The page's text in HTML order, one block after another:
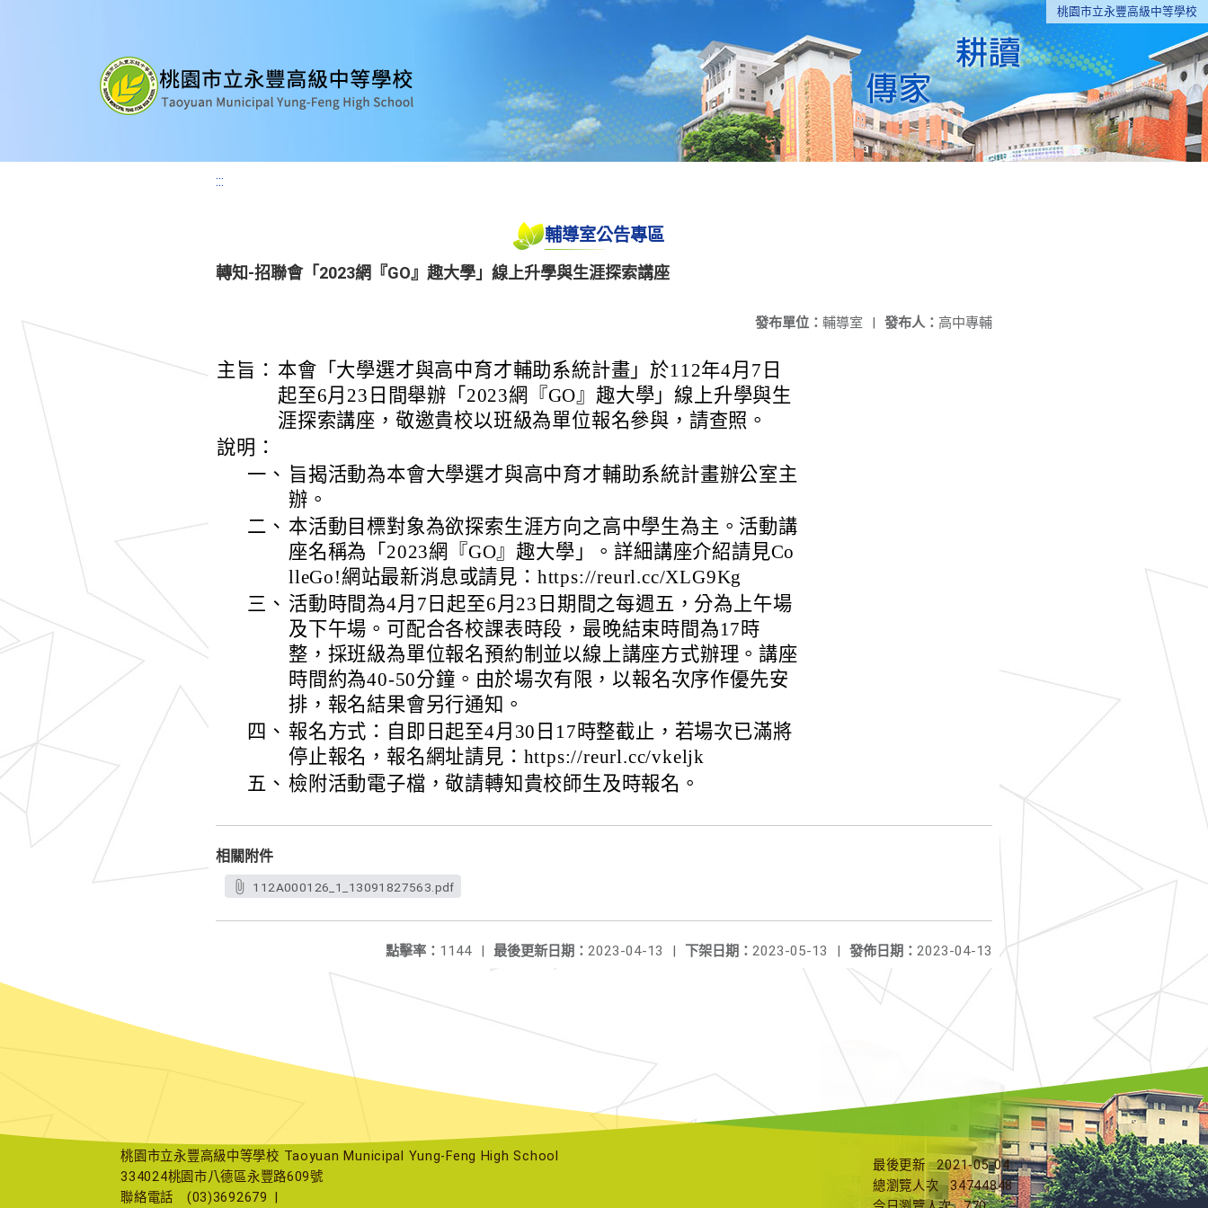
桃園市立永豐高級中等學校
:::
輔導室公告專區
轉知-招聯會「2023網『GO』趣大學」線上升學與生涯探索講座
發布人： 高中專輔
發布單位： 輔導室 |
主旨： 本會「大學選才與高中育才輔助系統計畫」於112年4月7日
起至6月23日間舉辦「2023網『GO』趣大學」線上升學與生
涯探索講座，敬邀貴校以班級為單位報名參與，請查照。
說明：
一、 旨揭活動為本會大學選才與高中育才輔助系統計畫辦公室主
辦。
二、 本活動目標對象為欲探索生涯方向之高中學生為主。活動講
座名稱為「2023網『GO』趣大學」。詳細講座介紹請見Co
lleGo!網站最新消息或請見：https://reurl.cc/XLG9Kg
三、 活動時間為4月7日起至6月23日期間之每週五，分為上午場
及下午場。可配合各校課表時段，最晚結束時間為17時
整，採班級為單位報名預約制並以線上講座方式辦理。講座
時間約為40-50分鐘。由於場次有限，以報名次序作優先安
排，報名結果會另行通知。
四、 報名方式：自即日起至4月30日17時整截止，若場次已滿將
停止報名，報名網址請見：https://reurl.cc/vkeljk
五、 檢附活動電子檔，敬請轉知貴校師生及時報名。
相關附件
112A000126_1_13091827563.pdf
發佈日期： 2023-04-13
下架日期： 2023-05-13 |
最後更新日期： 2023-04-13 |
點擊率： 1144 |
桃園市立永豐高級中等學校 Taoyuan Municipal Yung-Feng High School
334024桃園市八德區永豐路609號
聯絡電話
(03)3692679
最後更新
2021-05-04
總瀏覽人次
34744848